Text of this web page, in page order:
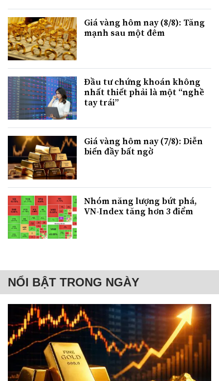
Giá vàng hôm nay (8/8): Tăng
mạnh sau một đêm
Đầu tư chứng khoán không
nhất thiết phải là một “nghề
tay trái”
Giá vàng hôm nay (7/8): Diễn
biến đầy bất ngờ
Nhóm năng lượng bứt phá,
VN-Index tăng hơn 3 điểm
NỔI BẬT TRONG NGÀY